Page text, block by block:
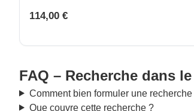
114,00 €
FAQ – Recherche dans
Comment bien formuler une recherche
Que couvre cette recherche ?